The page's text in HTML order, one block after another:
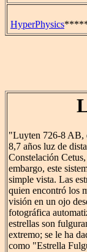
HyperPhysics
"Luyten 726-8 AB,
8,7 años luz de
Constelación
embargo, este
simple vista. Las
quien encontró los
visión en un ojo
fotográfica
estrellas son
extremo; se le ha
como "Estrella